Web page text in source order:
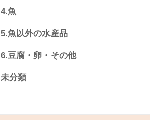
4.魚
5.魚以外の水産品
6.豆腐・卵・その他
未分類